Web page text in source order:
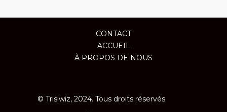
CONTACT
ACCUEIL
À PROPOS DE NOUS
© Trisiwiz, 2024. Tous droits réservés.